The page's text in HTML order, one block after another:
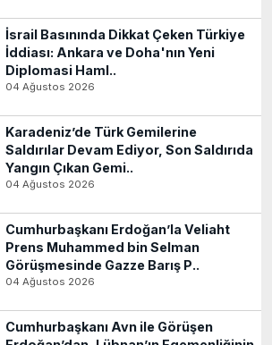
İsrail Basınında Dikkat Çeken Türkiye
İddiası: Ankara ve Doha'nın Yeni
Diplomasi Haml..
04 Ağustos 2026
Karadeniz’de Türk Gemilerine
Saldırılar Devam Ediyor, Son Saldırıda
Yangın Çıkan Gemi..
04 Ağustos 2026
Cumhurbaşkanı Erdoğan’la Veliaht
Prens Muhammed bin Selman
Görüşmesinde Gazze Barış P..
04 Ağustos 2026
Cumhurbaşkanı Avn ile Görüşen